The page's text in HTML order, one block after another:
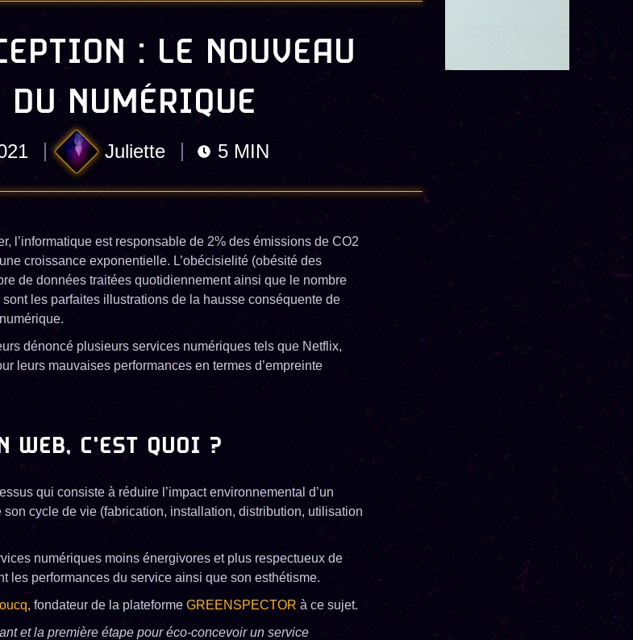
: LE NOUVEAU
NUMÉRIQUE
Juliette 5 MIN
l’informatique est responsable de 2% des émissions de CO2
croissance exponentielle. L’obécisielité (obésité des
de données traitées quotidiennement ainsi que le nombre
les parfaites illustrations de la hausse conséquente de
dénoncé plusieurs services numériques tels que Netflix,
leurs mauvaises performances en termes d’empreinte
WEB, C'EST QUOI ?
qui consiste à réduire l’impact environnemental d’un
cycle de vie (fabrication, installation, distribution, utilisation
numériques moins énergivores et plus respectueux de
les performances du service ainsi que son esthétisme.
, fondateur de la plateforme GREENSPECTOR à ce sujet.
et la première étape pour éco-concevoir un service